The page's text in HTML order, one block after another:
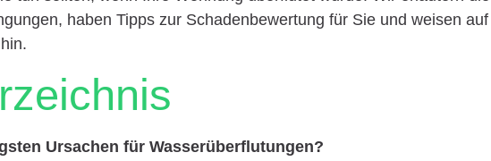
haben Tipps zur Schadenbewertung für Sie und weisen auf
Ursachen für Wasserüberflutungen?